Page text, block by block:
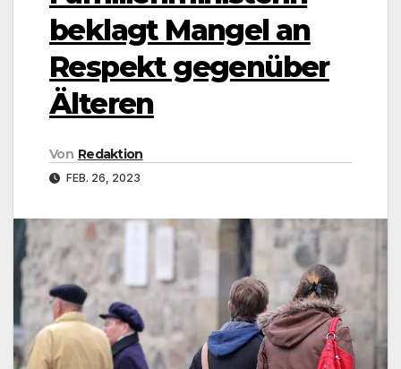
beklagt Mangel an
Respekt gegenüber
Älteren
Von Redaktion
FEB. 26, 2023